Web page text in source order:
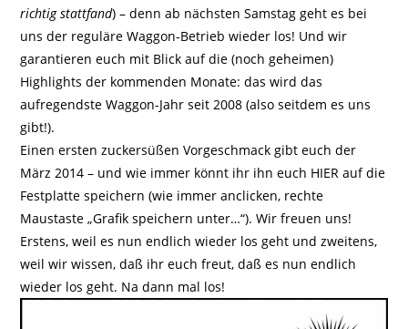
richtig stattfand) – denn ab nächsten Samstag geht es bei
uns der reguläre Waggon-Betrieb wieder los! Und wir
garantieren euch mit Blick auf die (noch geheimen)
Highlights der kommenden Monate: das wird das
aufregendste Waggon-Jahr seit 2008 (also seitdem es uns
gibt!).
Einen ersten zuckersüßen Vorgeschmack gibt euch der
März 2014 – und wie immer könnt ihr ihn euch HIER auf die
Festplatte speichern (wie immer anclicken, rechte
Maustaste „Grafik speichern unter…“). Wir freuen uns!
Erstens, weil es nun endlich wieder los geht und zweitens,
weil wir wissen, daß ihr euch freut, daß es nun endlich
wieder los geht. Na dann mal los!